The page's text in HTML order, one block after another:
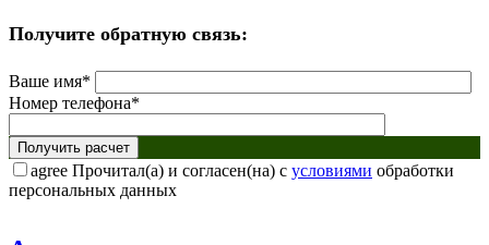
Получите обратную связь:
Ваше имя*
Номер телефона*
agree Прочитал(а) и согласен(на) с условиями обработки
персональных данных